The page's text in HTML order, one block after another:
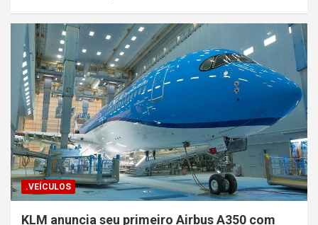
.VEÍCULOS
KLM anuncia seu primeiro Airbus A350 com